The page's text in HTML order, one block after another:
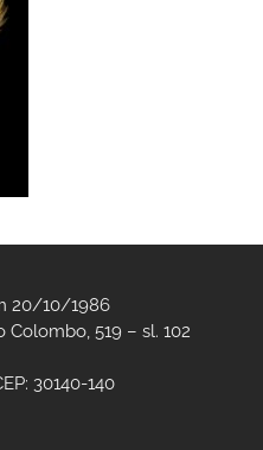
20/10/1986
Colombo, 519 – sl. 102
30140-140